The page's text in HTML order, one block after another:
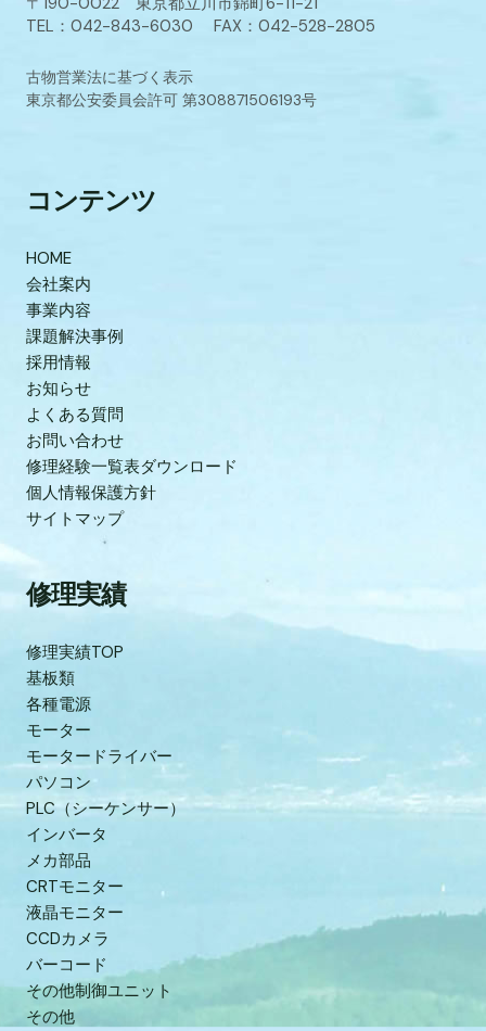
TEL：042-843-6030 FAX：042-528-2805
古物営業法に基づく表示
東京都公安委員会許可 第308871506193号
コンテンツ
HOME
会社案内
事業内容
課題解決事例
採用情報
お知らせ
よくある質問
お問い合わせ
修理経験一覧表ダウンロード
個人情報保護方針
サイトマップ
修理実績
修理実績TOP
基板類
各種電源
モーター
モータードライバー
パソコン
PLC（シーケンサー）
インバータ
メカ部品
CRTモニター
液晶モニター
CCDカメラ
バーコード
その他制御ユニット
その他